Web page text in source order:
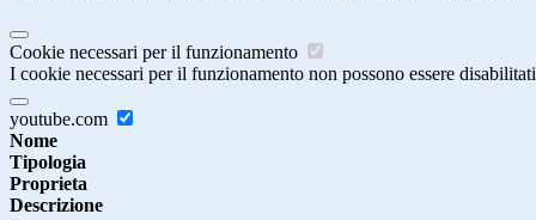
Cookie necessari per il funzionamento
I cookie necessari per il funzionamento non possono essere
youtube.com
Nome
Tipologia
Proprieta
Descrizione